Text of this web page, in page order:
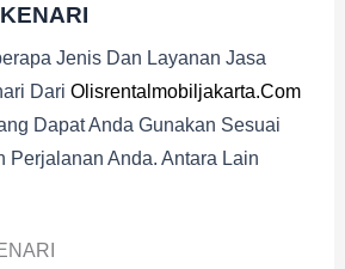
Jenis Dan Layanan Jasa
Dari Olisrentalmobiljakarta.com
Dapat Anda Gunakan Sesuai
Perjalanan Anda. Antara Lain